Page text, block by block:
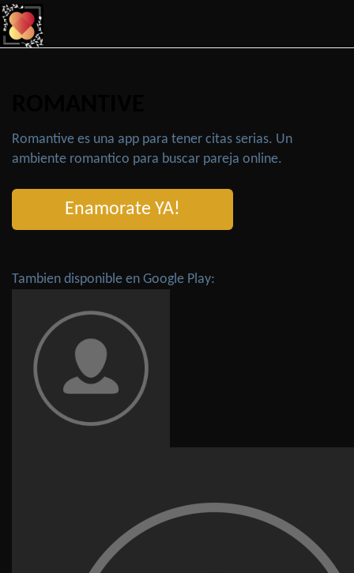
Romantive es una app para tener citas serias. Un
ambiente romantico para buscar pareja online.
Enamorate YA!
Tambien disponible en Google Play: